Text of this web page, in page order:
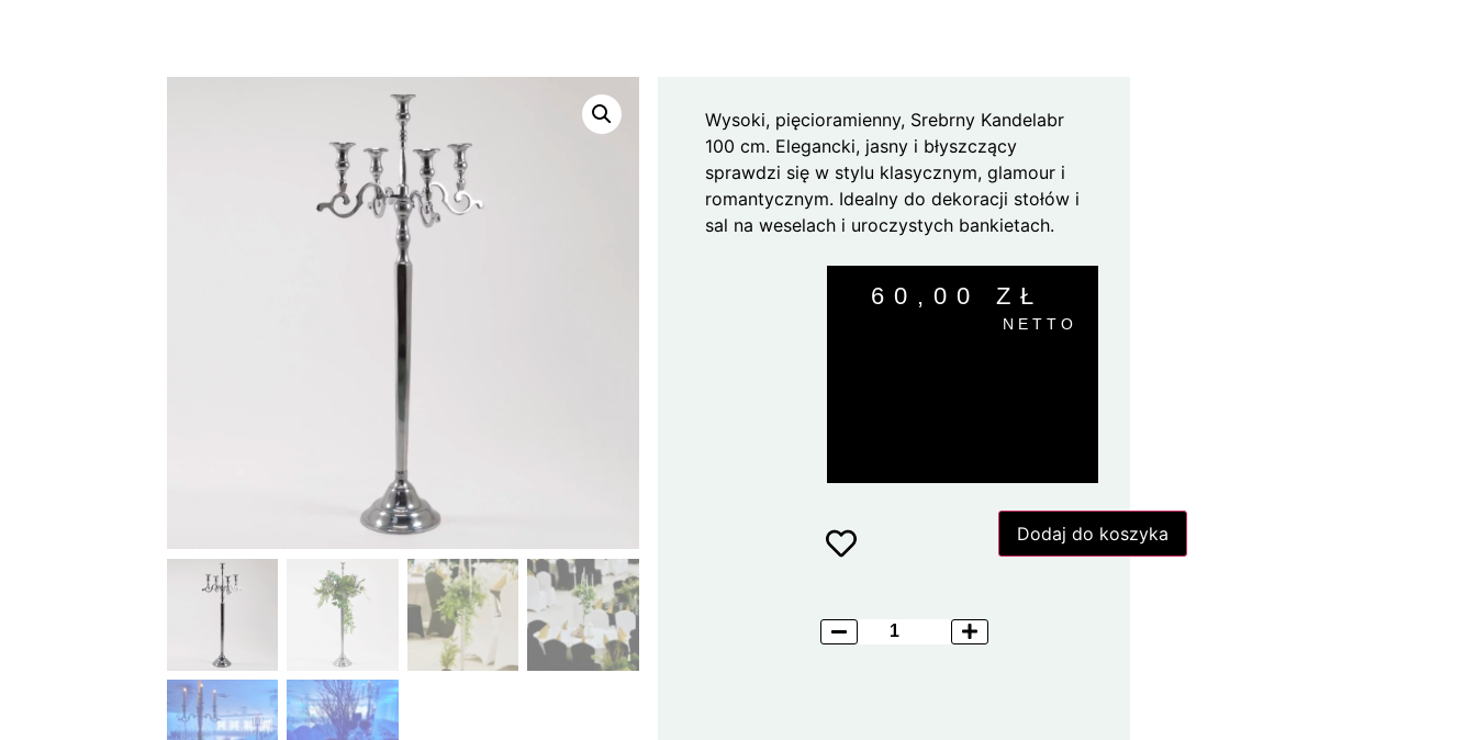
Wysoki, pięcioramienny, Srebrny Kandelabr
100 cm. Elegancki, jasny i błyszczący
sprawdzi się w stylu klasycznym, glamour i
romantycznym. Idealny do dekoracji stołów i
sal na weselach i uroczystych bankietach.
60,00 ZŁ
NETTO
Dodaj do koszyka